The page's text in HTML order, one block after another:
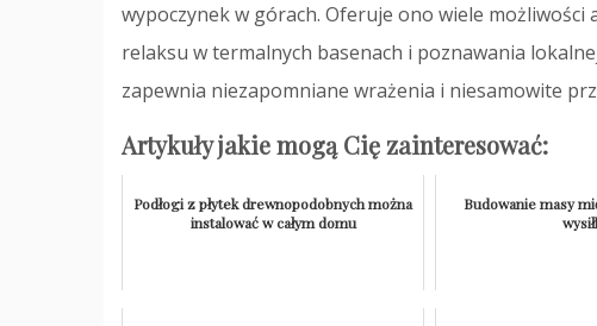
wypoczynek w górach. Oferuje ono wiele
relaksu w termalnych basenach i poznawania
zapewnia niezapomniane wrażenia i niesamowite
Artykuły jakie mogą Cię zainteresować:
Podłogi z płytek drewnopodobnych można
instalować w całym domu
Budowanie masy